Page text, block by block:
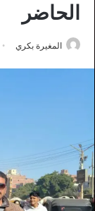
الحاضر
المغيرة بكري